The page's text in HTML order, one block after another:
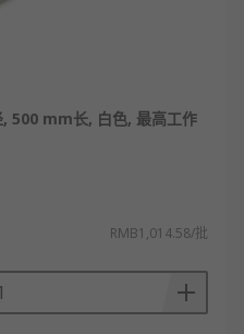
500 mm长, 白色, 最高工作
RMB1,014.58/批